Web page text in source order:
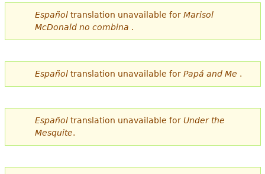
Españoltranslation unavailable for Marisol
McDonald no combina .
Españoltranslation unavailable for Papá and Me .
Españoltranslation unavailable for Under the
Mesquite.